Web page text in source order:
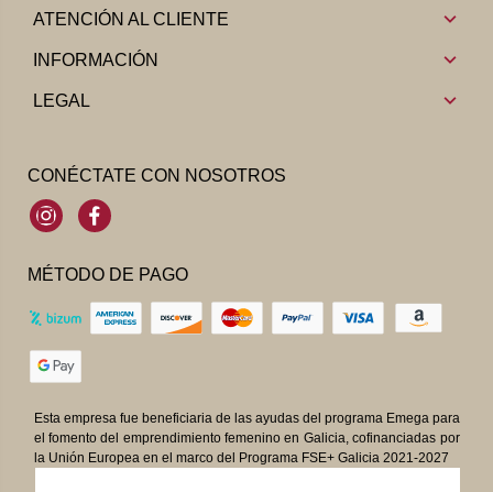
ATENCIÓN AL CLIENTE
INFORMACIÓN
LEGAL
CONÉCTATE CON NOSOTROS
InstagramFacebook
MÉTODO DE PAGO
Esta empresa fue beneficiaria de las ayudas del programa Emega para
el fomento del emprendimiento femenino en Galicia, cofinanciadas por
la Unión Europea en el marco del Programa FSE+ Galicia 2021-2027